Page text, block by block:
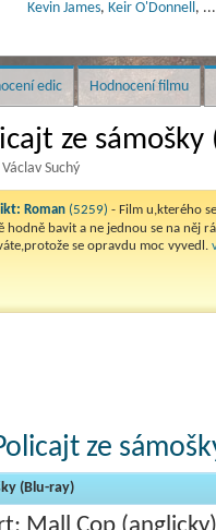
Kevin James, Keir O'Donnell ,
edic Hodnocení filmu
ze sámošky
Suchý
Roman (5259) - Film u,kterého
hodně bavit a ne jednou se na něj
se opravdu moc vyvedl.
ze
(Blu-ray)